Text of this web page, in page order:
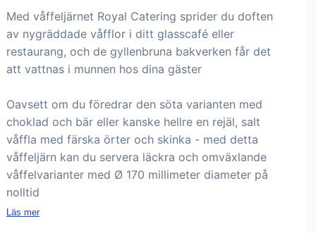
Med våffeljärnet Royal Catering sprider du doften
av nygräddade våfflor i ditt glasscafé eller
restaurang, och de gyllenbruna bakverken får det
att vattnas i munnen hos dina gäster
Oavsett om du föredrar den söta varianten med
choklad och bär eller kanske hellre en rejäl, salt
våffla med färska örter och skinka - med detta
våffeljärn kan du servera läckra och omväxlande
våffelvarianter med Ø 170 millimeter diameter på
nolltid
Läs mer